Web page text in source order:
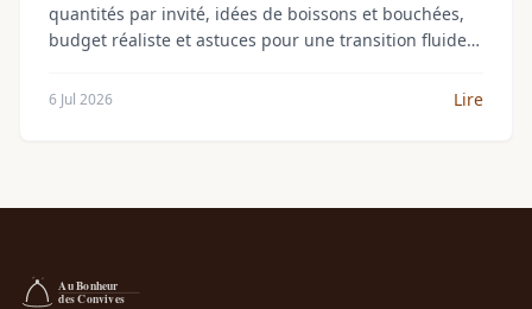
quantités par invité, idées de boissons et bouchées,
budget réaliste et astuces pour une transition fluide
6 Jul 2026 Lire